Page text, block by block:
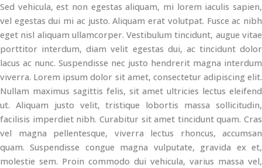
Sed vehicula, est non egestas aliquam, mi lorem iaculis sapien,
vel egestas dui mi ac justo. Aliquam erat volutpat. Fusce ac nibh
eget nisl aliquam ullamcorper. Vestibulum tincidunt, augue vitae
porttitor interdum, diam velit egestas dui, ac tincidunt dolor
lacus ac nunc. Suspendisse nec justo hendrerit magna interdum
viverra. Lorem ipsum dolor sit amet, consectetur adipiscing elit.
Nullam maximus sagittis felis, sit amet ultricies lectus eleifend
ut. Aliquam justo velit, tristique lobortis massa sollicitudin,
facilisis imperdiet nibh. Curabitur sit amet tincidunt quam. Cras
vel magna pellentesque, viverra lectus rhoncus, accumsan
quam. Suspendisse congue magna vulputate, gravida ex et,
molestie sem. Proin commodo dui vehicula, varius massa vel,